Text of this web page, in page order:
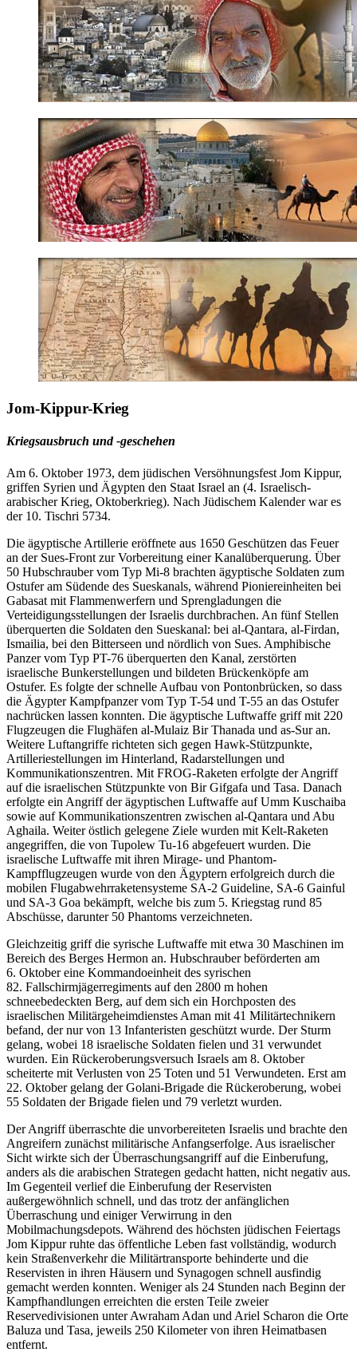
Jom-Kippur-Krieg
Kriegsausbruch und -geschehen
Am 6. Oktober 1973, dem jüdischen Versöhnungsfest Jom Kippur,
griffen Syrien und Ägypten den Staat Israel an (4. Israelisch-
arabischer Krieg, Oktoberkrieg). Nach Jüdischem Kalender war es
der 10. Tischri 5734.
Die ägyptische Artillerie eröffnete aus 1650 Geschützen das Feuer
an der Sues-Front zur Vorbereitung einer Kanalüberquerung. Über
50 Hubschrauber vom Typ Mi-8 brachten ägyptische Soldaten zum
Ostufer am Südende des Sueskanals, während Pioniereinheiten bei
Gabasat mit Flammenwerfern und Sprengladungen die
Verteidigungsstellungen der Israelis durchbrachen. An fünf Stellen
überquerten die Soldaten den Sueskanal: bei al-Qantara, al-Firdan,
Ismailia, bei den Bitterseen und nördlich von Sues. Amphibische
Panzer vom Typ PT-76 überquerten den Kanal, zerstörten
israelische Bunkerstellungen und bildeten Brückenköpfe am
Ostufer. Es folgte der schnelle Aufbau von Pontonbrücken, so dass
die Ägypter Kampfpanzer vom Typ T-54 und T-55 an das Ostufer
nachrücken lassen konnten. Die ägyptische Luftwaffe griff mit 220
Flugzeugen die Flughäfen al-Mulaiz Bir Thanada und as-Sur an.
Weitere Luftangriffe richteten sich gegen Hawk-Stützpunkte,
Artilleriestellungen im Hinterland, Radarstellungen und
Kommunikationszentren. Mit FROG-Raketen erfolgte der Angriff
auf die israelischen Stützpunkte von Bir Gifgafa und Tasa. Danach
erfolgte ein Angriff der ägyptischen Luftwaffe auf Umm Kuschaiba
sowie auf Kommunikationszentren zwischen al-Qantara und Abu
Aghaila. Weiter östlich gelegene Ziele wurden mit Kelt-Raketen
angegriffen, die von Tupolew Tu-16 abgefeuert wurden. Die
israelische Luftwaffe mit ihren Mirage- und Phantom-
Kampfflugzeugen wurde von den Ägyptern erfolgreich durch die
mobilen Flugabwehrraketensysteme SA-2 Guideline, SA-6 Gainful
und SA-3 Goa bekämpft, welche bis zum 5. Kriegstag rund 85
Abschüsse, darunter 50 Phantoms verzeichneten.
Gleichzeitig griff die syrische Luftwaffe mit etwa 30 Maschinen im
Bereich des Berges Hermon an. Hubschrauber beförderten am
6. Oktober eine Kommandoeinheit des syrischen
82. Fallschirmjägerregiments auf den 2800 m hohen
schneebedeckten Berg, auf dem sich ein Horchposten des
israelischen Militärgeheimdienstes Aman mit 41 Militärtechnikern
befand, der nur von 13 Infanteristen geschützt wurde. Der Sturm
gelang, wobei 18 israelische Soldaten fielen und 31 verwundet
wurden. Ein Rückeroberungsversuch Israels am 8. Oktober
scheiterte mit Verlusten von 25 Toten und 51 Verwundeten. Erst am
22. Oktober gelang der Golani-Brigade die Rückeroberung, wobei
55 Soldaten der Brigade fielen und 79 verletzt wurden.
Der Angriff überraschte die unvorbereiteten Israelis und brachte den
Angreifern zunächst militärische Anfangserfolge. Aus israelischer
Sicht wirkte sich der Überraschungsangriff auf die Einberufung,
anders als die arabischen Strategen gedacht hatten, nicht negativ aus.
Im Gegenteil verlief die Einberufung der Reservisten
außergewöhnlich schnell, und das trotz der anfänglichen
Überraschung und einiger Verwirrung in den
Mobilmachungsdepots. Während des höchsten jüdischen Feiertags
Jom Kippur ruhte das öffentliche Leben fast vollständig, wodurch
kein Straßenverkehr die Militärtransporte behinderte und die
Reservisten in ihren Häusern und Synagogen schnell ausfindig
gemacht werden konnten. Weniger als 24 Stunden nach Beginn der
Kampfhandlungen erreichten die ersten Teile zweier
Reservedivisionen unter Awraham Adan und Ariel Scharon die Orte
Baluza und Tasa, jeweils 250 Kilometer von ihren Heimatbasen
entfernt.